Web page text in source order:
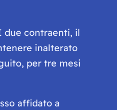
due contraenti, il
inalterato
per tre mesi
affidato a